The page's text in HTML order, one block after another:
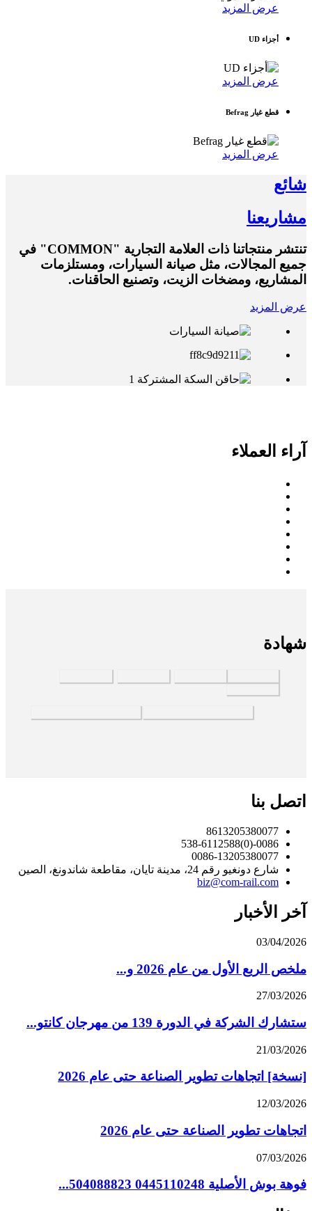
عرض المزيد
أجزاء UD
عرض المزيد
قطع غيار Befrag
عرض المزيد
شائع
مشاريعنا
تنتشر منتجاتنا ذات العلامة التجارية "COMMON" في
جميع المجالات، مثل صيانة السيارات، ومستلزمات
المشاريع، ومضخات الزيت، وتصنيع الحاقنات.
عرض المزيد
آراء العملاء
شهادة
اتصل بنا
8613205380077
0086-(0)538-6112588
0086-13205380077
شارع دونغيو رقم 24، مدينة تايان، مقاطعة شاندونغ، الصين
biz@com-rail.com
آخر الأخبار
03/04/2026
ملخص الربع الأول من عام 2026 و...
27/03/2026
ستشارك الشركة في الدورة 139 من مهرجان كانتو...
21/03/2026
[نسخة] اتجاهات تطوير الصناعة حتى عام 2026
12/03/2026
اتجاهات تطوير الصناعة حتى عام 2026
07/03/2026
فوهة بوش الأصلية 0445110248 504088823...